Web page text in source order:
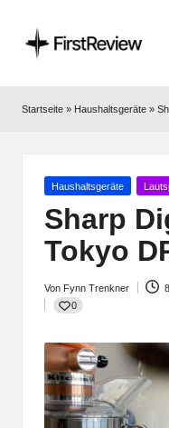
ir
Alles
Apple,
Smart‑Home,
Kopfhörern
Startseite » Haushaltsgeräte »
Posted
Haushaltsgeräte
Sharp
Tokyo
Posted
by
Von Fynn Trenkner
0